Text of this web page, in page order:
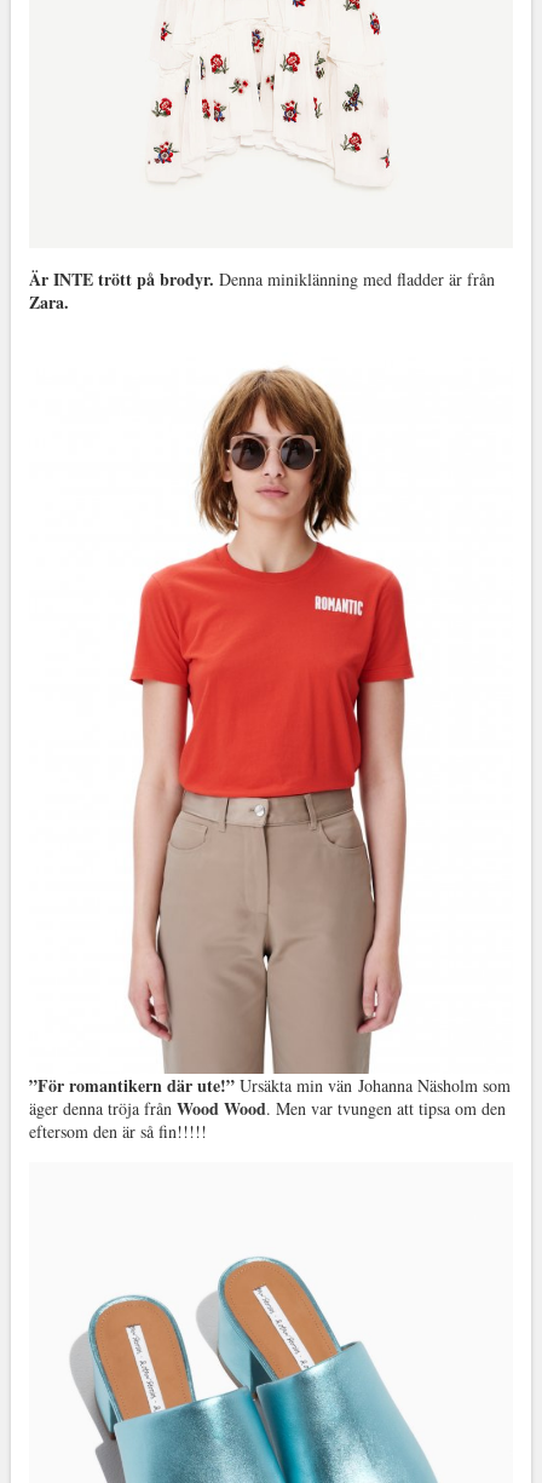
Är INTE trött på brodyr. Denna miniklänning med fladder är från
Zara.
”För romantikern där ute!”Ursäkta min vän Johanna Näsholm som
äger denna tröja från Wood Wood. Men var tvungen att tipsa om den
eftersom den är så fin!!!!!